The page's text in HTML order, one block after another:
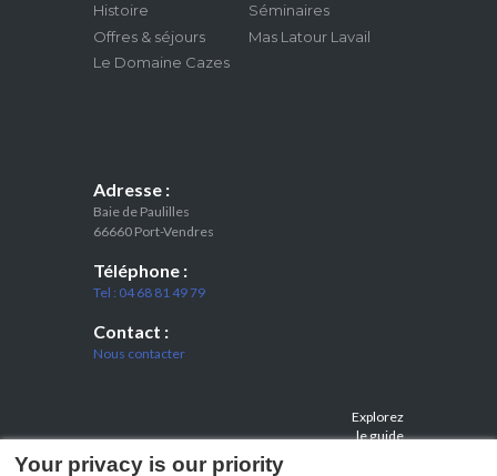
Histoire
Séminaires
Offres & séjours
Mas Latour Lavail
Le Domaine Cazes
Adresse :
Baie de Paulilles
66660 Port-Vendres
Téléphone :
Tel : 04 68 81 49 79
Contact :
Nous contacter
Explorez
le guide
Your privacy is our priority